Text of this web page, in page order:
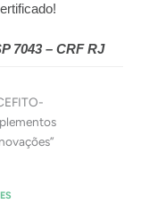
7043 – CRF RJ